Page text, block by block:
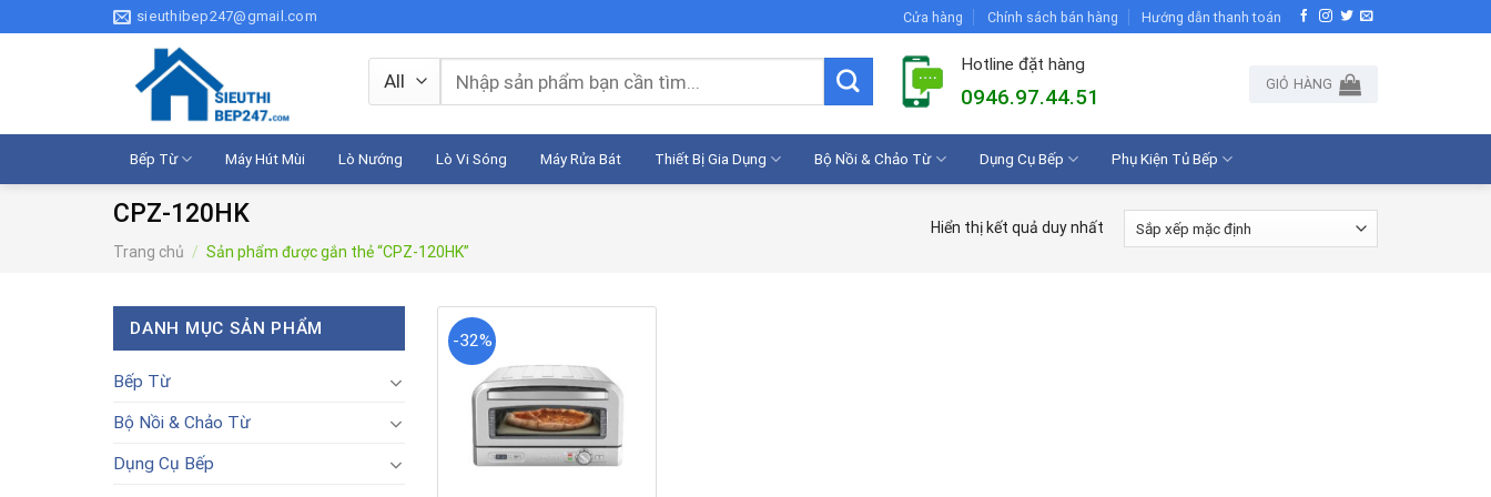
to
sieuthibep247@gmail.com Cửa hàng Chính sách bán hàng Hướng dẫn thanh toán
Tìm
kiếm:
Hotline đặt hàng
0946.97.44.51
GIỎ HÀNG
Bếp Từ Máy Hút Mùi Lò Nướng Lò Vi Sóng Máy Rửa Bát Thiết Bị Gia Dụng Bộ Nồi & Chảo Từ Dụng Cụ Bếp Phụ Kiện Tủ Bếp
CPZ-120HK
Trang chủ / Sản phẩm được gắn thẻ “CPZ-120HK”
Hiển thị kết quả duy nhất
DANH MỤC SẢN PHẨM
Bếp Từ
Bộ Nồi & Chảo Từ
Dụng Cụ Bếp
-32%